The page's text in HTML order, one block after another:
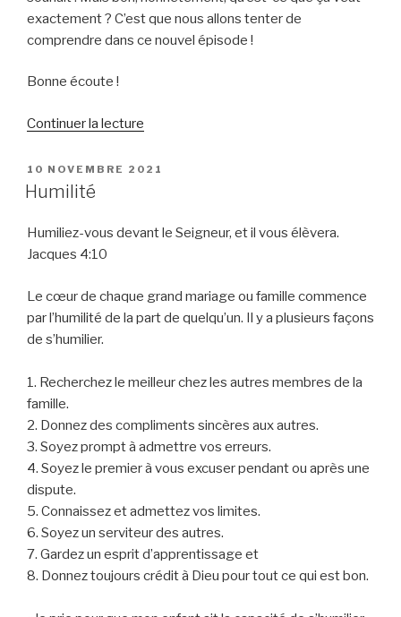
exactement ? C’est que nous allons tenter de
comprendre dans ce nouvel épisode !
Bonne écoute !
Continuer la lecture
Dieu
! »
PUBLIÉ
LE
10 NOVEMBRE 2021
Humilité
Humiliez-vous devant le Seigneur, et il vous élèvera.
Jacques 4:10
Le cœur de chaque grand mariage ou famille commence
par l’humilité de la part de quelqu’un. Il y a plusieurs façons
de s’humilier.
1. Recherchez le meilleur chez les autres membres de la
famille.
2. Donnez des compliments sincères aux autres.
3. Soyez prompt à admettre vos erreurs.
4. Soyez le premier à vous excuser pendant ou après une
dispute.
5. Connaissez et admettez vos limites.
6. Soyez un serviteur des autres.
7. Gardez un esprit d’apprentissage et
8. Donnez toujours crédit à Dieu pour tout ce qui est bon.